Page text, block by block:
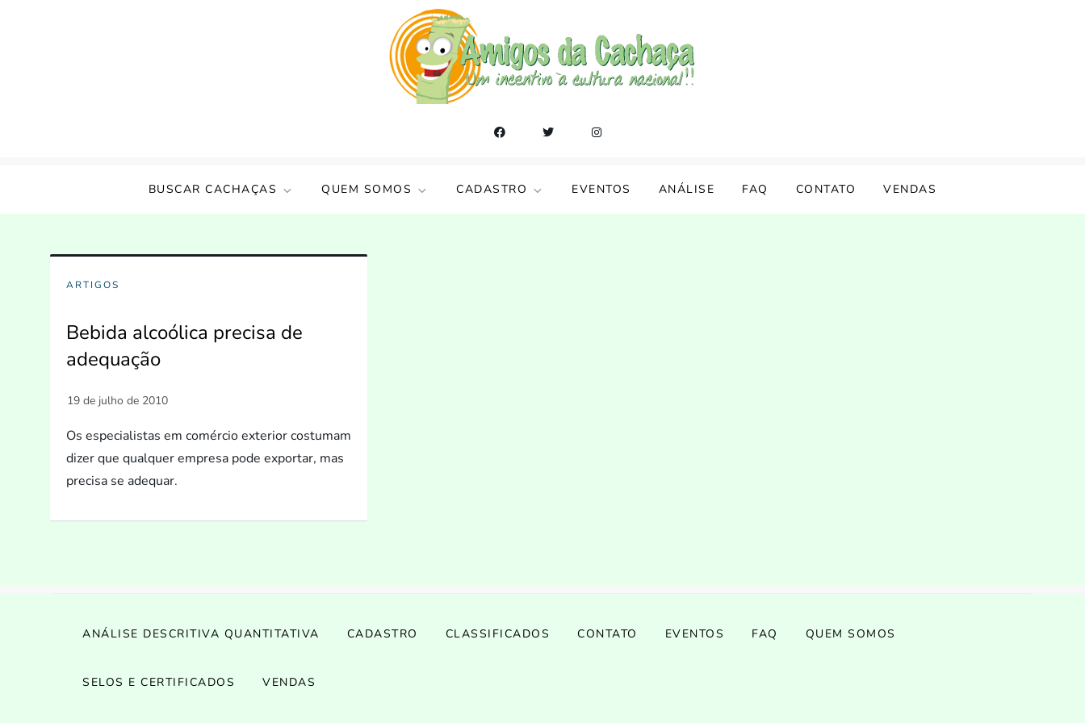
BUSCAR CACHAÇAS QUEM SOMOS CADASTRO EVENTOS ANÁLISE FAQ CONTATO VENDAS
ARTIGOS
Bebida alcoólica precisa de
adequação
Os especialistas em comércio exterior costumam
dizer que qualquer empresa pode exportar, mas
precisa se adequar.
ANÁLISE DESCRITIVA QUANTITATIVA CADASTRO CLASSIFICADOS CONTATO EVENTOS FAQ QUEM SOMOS
SELOS E CERTIFICADOS VENDAS